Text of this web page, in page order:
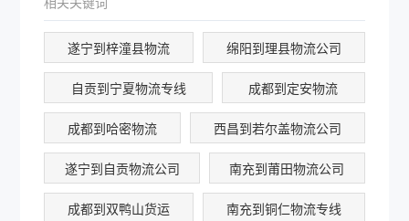
遂宁到梓潼县物流 绵阳到理县物流公司
自贡到宁夏物流专线 成都到定安物流
成都到哈密物流 西昌到若尔盖物流公司
遂宁到自贡物流公司 南充到莆田物流公司
成都到双鸭山货运 南充到铜仁物流专线